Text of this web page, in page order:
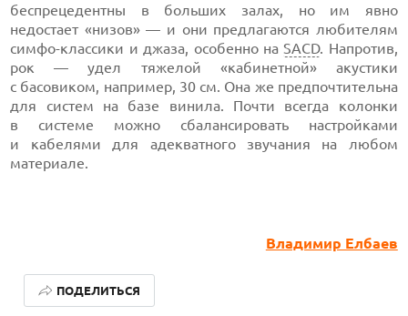
беспрецедентны в больших залах, но им явно
недостает «низов» — и они предлагаются любителям
симфо-классики и джаза, особенно наSACD. Напротив,
рок — удел тяжелой «кабинетной» акустики
с басовиком, например, 30 см. Она же предпочтительна
для систем на базе винила. Почти всегда колонки
в системе можно сбалансировать настройками
и кабелями для адекватного звучания на любом
материале.
Владимир Елбаев
ПОДЕЛИТЬСЯ
ОБЗОР ПЫЛЕСОСА DREAME Z40 AQUACYCLE PRO